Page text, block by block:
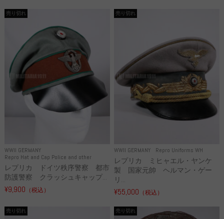
WWII GERMANY
Repro Hat and Cap Police and other
売り切れ
レプリカ ドイツ秩序警察 都市
防護警察 クラッシュキャップ...
¥9,900 （税込）
WWII GERMANY Repro Uniforms WH
売り切れ
レプリカ ミヒャエル・ヤンケ
製 国家元帥 ヘルマン・ゲー
リ...
¥55,000 （税込）
売り切れ 売り切れ